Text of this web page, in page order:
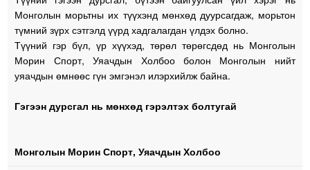
Монголын морьтны их түүхэнд мөнхөд дуурсагдаж, морьтон
түмний зүрх сэтгэлд үүрд хадгалагдан үлдэх болно.
Түүний гэр бүл, үр хүүхэд, төрөл төрөгсдөд нь Монголын
Морин Спорт, Уяачдын Холбоо болон Монголын нийт
уяачдын өмнөөс гүн эмгэнэл илэрхийлж байна.
Гэгээн дурсгал нь мөнхөд гэрэлтэх болтугай
Монголын Морин Спорт, Уяачдын Холбоо